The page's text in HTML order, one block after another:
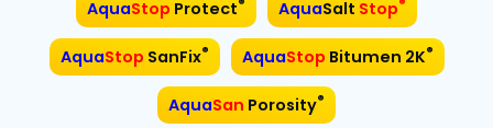
AquaStop Protect® AquaSalt Stop®
AquaStop SanFix® AquaStop Bitumen 2K®
AquaSan Porosity®